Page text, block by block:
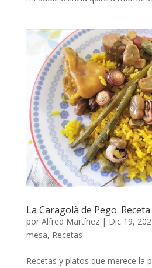
La Caragolà de Pego.
por Alfred Martínez| Dic 19,
mesa, Recetas
Recetas y platos que merece la